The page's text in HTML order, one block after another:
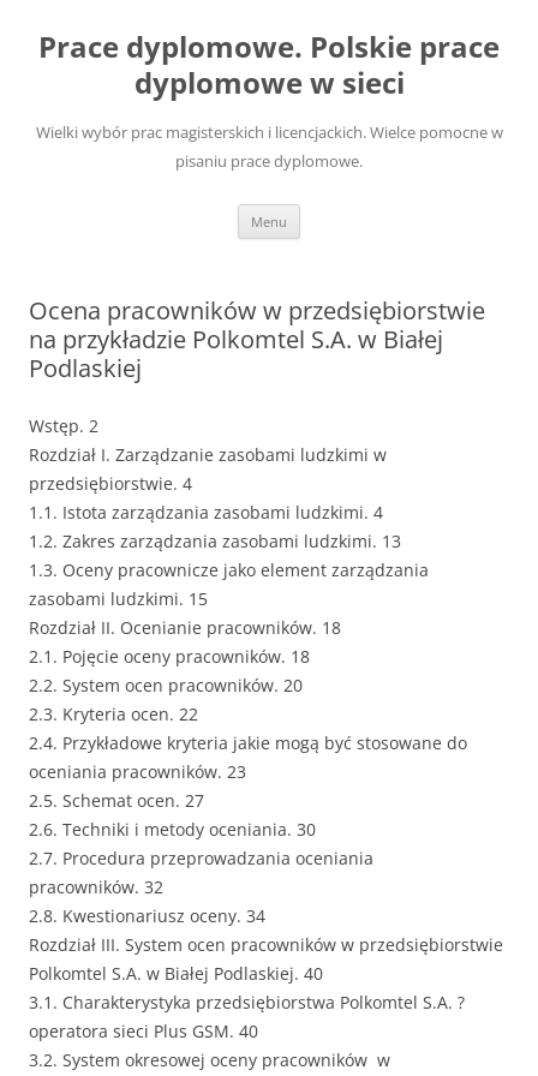
treści
Prace dyplomowe. Polskie prace
dyplomowe w sieci
Wielki wybór prac magisterskich i licencjackich. Wielce pomocne w
pisaniu prace dyplomowe.
Menu
Ocena pracowników w przedsiębiorstwie
na przykładzie Polkomtel S.A. w Białej
Podlaskiej
Wstęp. 2
Rozdział I. Zarządzanie zasobami ludzkimi w
przedsiębiorstwie. 4
1.1. Istota zarządzania zasobami ludzkimi. 4
1.2. Zakres zarządzania zasobami ludzkimi. 13
1.3. Oceny pracownicze jako element zarządzania
zasobami ludzkimi. 15
Rozdział II. Ocenianie pracowników. 18
2.1. Pojęcie oceny pracowników. 18
2.2. System ocen pracowników. 20
2.3. Kryteria ocen. 22
2.4. Przykładowe kryteria jakie mogą być stosowane do
oceniania pracowników. 23
2.5. Schemat ocen. 27
2.6. Techniki i metody oceniania. 30
2.7. Procedura przeprowadzania oceniania
pracowników. 32
2.8. Kwestionariusz oceny. 34
Rozdział III. System ocen pracowników w przedsiębiorstwie
Polkomtel S.A. w Białej Podlaskiej. 40
3.1. Charakterystyka przedsiębiorstwa Polkomtel S.A. ?
operatora sieci Plus GSM. 40
3.2. System okresowej oceny pracowników w